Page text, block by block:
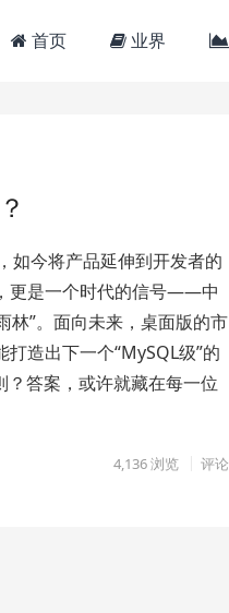
首页 业界
如今将产品延伸到开发者的
更是一个时代的信号——中
林”。面向未来，桌面版的市
造出下一个“MySQL级”的
答案，或许就藏在每一位
4,136浏览 评论